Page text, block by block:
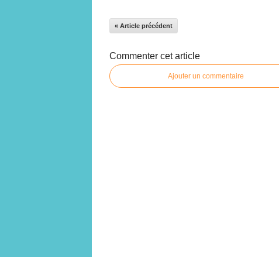
« Article précédent
Commenter cet article
Ajouter un commentaire